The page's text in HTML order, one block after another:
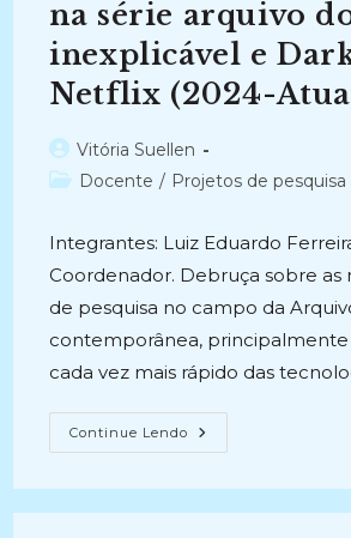
na série arquivo
inexplicável e
Netflix (2024-
Autor
do
Vitória Suellen
Categoria
Docente / Projetos de pesquisa
Integrantes: Luiz Eduardo
Coordenador. Debruça sobre as
de pesquisa no campo da
contemporânea, principalmente
cada vez mais rápido das
Continue Lendo OS
SERIADOS
A